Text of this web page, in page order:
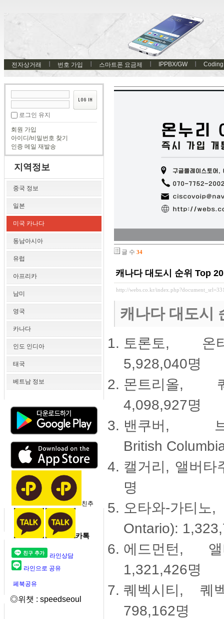
전자상거래 번호 가입 스마트폰 요금제 IPPBX/GW Coding
로그인 유지
회원 가입
아이디/비밀번호 찾기
인증 메일 재발송
지역정보
중국 정보
일본
미국 카나다
동남아시아
유럽
아프리카
남미
영국
카나다
인도 인디아
태국
베트남 정보
친추
카톡
라인상담
라인으로 공유
페북공유
◎위챗 : speedseoul
글 수 34
캐나다 대도시 순위 Top
http://webs.co.kr/
캐나다 대도시
토론토, 온
5,928,040명
몬트리올,
4,098,927명
밴쿠버, 브리
British
캘거리, 앨버타
명
오타와-가티노
Ontario):
에드먼턴, 앨
1,321,426명
퀘벡시티, 퀘
798,162명